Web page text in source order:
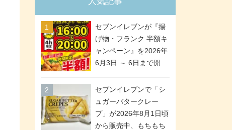
セブンイレブンが『揚
げ物・フランク 半額キ
ャンペーン』を2026年
6月3日 ～ 6日まで開
などが「揚げ物スーパ
ーセール」でお得に! 各
日16:00 ～ 20:00の4時
間限定で実施。ななチ
セブンイレブンで「シ
ュガーバタークレー
プ」が2026年8月1日頃
から販売中、もちもち